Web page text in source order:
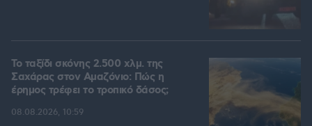
Το ταξίδι σκόνης 2.500 χλμ. της
Σαχάρας στον Αμαζόνιο: Πώς η
έρημος τρέφει το τροπικό δάσος;
08.08.2026, 10:59